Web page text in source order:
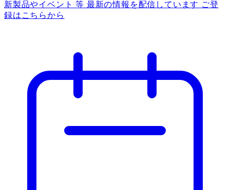
新製品やイベント 等 最新の情報を配信しています ご登
録はこちらから